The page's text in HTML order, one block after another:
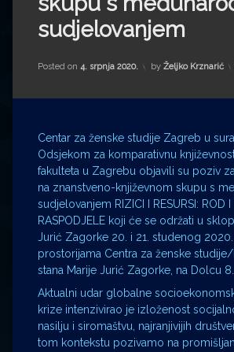
Impressum
Milenko Strižak
Drugi autori
Drugi autori
Željko Krznarić
Mario Lovreković
Miroslav Šantek
sudjelovanjem
Posted on 4. srpnja 2020. by Željko Krznarić
Centar za ženske studije Zagreb u
Odsjekom za komparativnu
fakulteta u Zagrebu objavili su poziv
na znanstveno-književnom skupu s
sudjelovanjem RIZICI I RESURSI: ROD I
RASPODJELE koji će se održati u
Jurić Zagorke 20. i 21. studenog
prostorijama Centra za ženske
stana Marije Jurić Zagorke, na Dolcu 8.
Aktualni udar globalne
krize intenzivirao je izloženost
nasilju i siromaštvu, najranjivijih
tom kontekstu pozivamo na